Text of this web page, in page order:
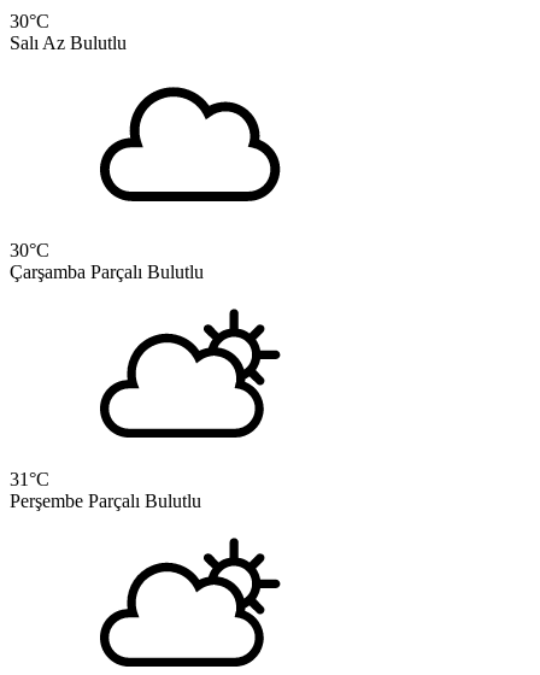
30°C
Salı Az Bulutlu
30°C
Çarşamba Parçalı Bulutlu
31°C
Perşembe Parçalı Bulutlu